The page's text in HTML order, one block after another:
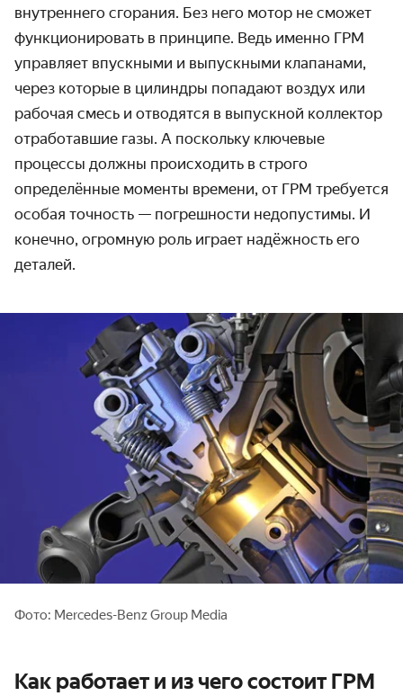
внутреннего сгорания. Без него мотор не сможет
функционировать в принципе. Ведь именно ГРМ
управляет впускными и выпускными клапанами,
через которые в цилиндры попадают воздух или
рабочая смесь и отводятся в выпускной коллектор
отработавшие газы. А поскольку ключевые
процессы должны происходить в строго
определённые моменты времени, от ГРМ требуется
особая точность — погрешности недопустимы. И
конечно, огромную роль играет надёжность его
деталей.
Фото: Mercedes-Benz Group Media
Как работает и из чего состоит ГРМ